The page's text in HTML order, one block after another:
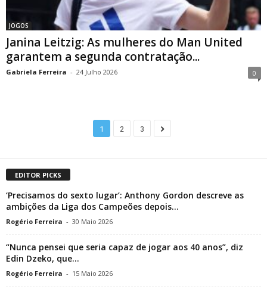
JOGOS
Janina Leitzig: As mulheres do Man United
garantem a segunda contratação...
Gabriela Ferreira - 24 Julho 2026 0
1 2 3
EDITOR PICKS
‘Precisamos do sexto lugar’: Anthony Gordon descreve as
ambições da Liga dos Campeões depois...
Rogério Ferreira - 30 Maio 2026
“Nunca pensei que seria capaz de jogar aos 40 anos”, diz
Edin Dzeko, que...
Rogério Ferreira - 15 Maio 2026